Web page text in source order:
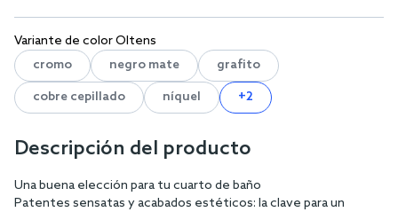
Variante de color Oltens
cromo
negro mate grafito
cobre cepillado níquel +2
Descripción del producto
Una buena elección para tu cuarto de baño
Patentes sensatas y acabados estéticos: la clave para un